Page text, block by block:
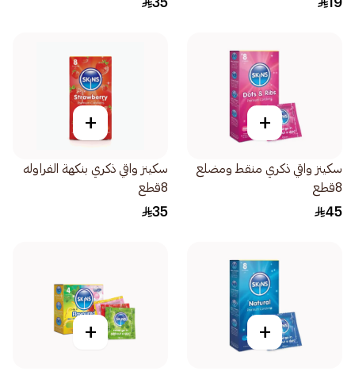
+
سكينز واقي ذكري منقط ومضلع
8قطع
45
+
سكينز واقي ذكري بنكهة الفراوله
8قطع
35
+
+